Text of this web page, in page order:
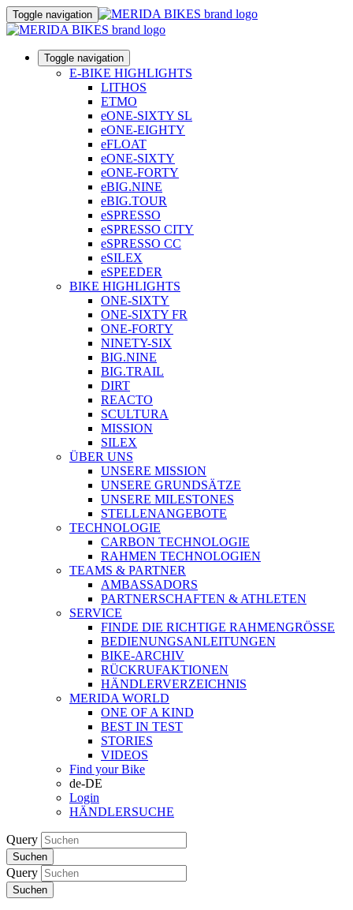
Toggle navigation
Toggle navigation
E-BIKE HIGHLIGHTS
LITHOS
ETMO
eONE-SIXTY SL
eONE-EIGHTY
eFLOAT
eONE-SIXTY
eONE-FORTY
eBIG.NINE
eBIG.TOUR
eSPRESSO
eSPRESSO CITY
eSPRESSO CC
eSILEX
eSPEEDER
BIKE HIGHLIGHTS
ONE-SIXTY
ONE-SIXTY FR
ONE-FORTY
NINETY-SIX
BIG.NINE
BIG.TRAIL
DIRT
REACTO
SCULTURA
MISSION
SILEX
ÜBER UNS
UNSERE MISSION
UNSERE GRUNDSÄTZE
UNSERE MILESTONES
STELLENANGEBOTE
TECHNOLOGIE
CARBON TECHNOLOGIE
RAHMEN TECHNOLOGIEN
TEAMS & PARTNER
AMBASSADORS
PARTNERSCHAFTEN & ATHLETEN
SERVICE
FINDE DIE RICHTIGE RAHMENGRÖSSE
BEDIENUNGSANLEITUNGEN
BIKE-ARCHIV
RÜCKRUFAKTIONEN
HÄNDLERVERZEICHNIS
MERIDA WORLD
ONE OF A KIND
BEST IN TEST
STORIES
VIDEOS
Find your Bike
de-DE
Login
HÄNDLERSUCHE
Query
Suchen
Query
Suchen